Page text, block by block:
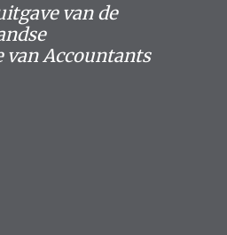
van de
van Accountants